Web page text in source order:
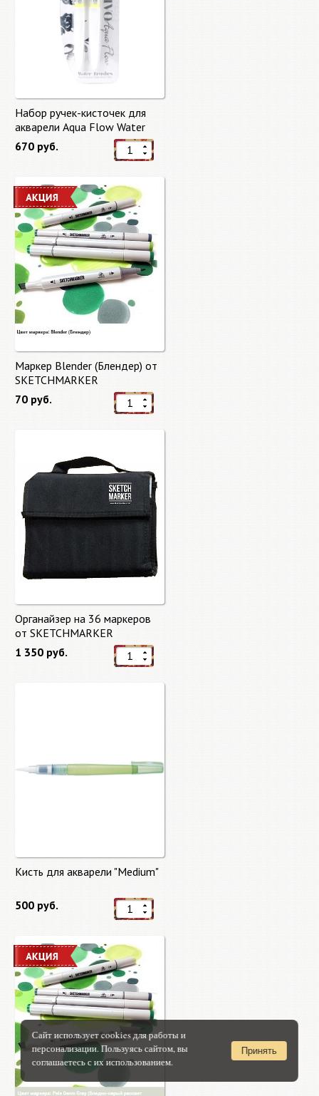
Набор ручек-кисточек для
акварели Aqua Flow Water
Brushes
670 руб.
Маркер Blender (Блендер) от
SKETCHMARKER
70 руб.
Органайзер на 36 маркеров
от SKETCHMARKER
1 350 руб.
Кисть для акварели "Medium"
500 руб.
Сайт использует cookies для работы и
персонализации. Пользуясь сайтом, вы
соглашаетесь с их использованием.
Принять